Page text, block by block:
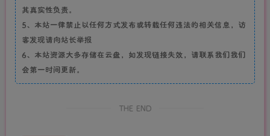
其真实性负责。
5、本站一律禁止以任何方式发布或转载任何违法的相关信息，访
客发现请向站长举报
6、本站资源大多存储在云盘，如发现链接失效，请联系我们我们
会第一时间更新。
THE END